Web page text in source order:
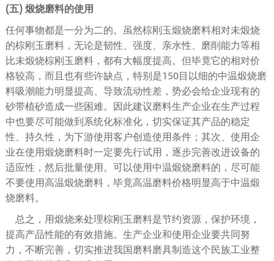
(五) 煅烧磨料的使用
任何事物都是一分为二的。虽然棕刚玉煅烧磨料相对未煅烧
的棕刚玉磨料，无论是韧性、强度、亲水性、磨削能力等相
比未煅烧棕刚玉磨料，都有大幅度提高。但毕竟它的相对价
格较高，而且也有些许缺点，特别是150目以细的中温煅烧磨
料吸潮能力明显提高、导致流动性差，势必会给企业现有的
砂带植砂造成一些困难。因此建议磨料生产企业在生产过程
中也要尽可能做到系统化标准化，切实保证其产品的稳定
性、持久性，为下游使用客户创造使用条件；其次、使用企
业在使用煅烧磨料时一定要先行试用，逐步完善改进设备的
适应性，然后批量使用。可以使用中温煅烧磨料的，尽可能
不要使用高温煅烧磨料，毕竟高温磨料价格明显高于中温煅
烧磨料。
总之，用煅烧来处理棕刚玉磨料是节约资源，保护环境，
提高产品性能的有效措施。生产企业和使用企业要共同努
力，不断完善，切实推进我国磨料磨具制造这个民族工业整